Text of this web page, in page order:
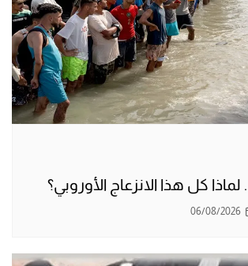
كل هذا الانزعاج الأوروبي؟
06/08/2026